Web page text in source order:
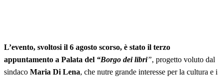
L’evento, svoltosi il 6 agosto scorso, è stato il terzo
appuntamento a Palata del “Borgo dei libri”, progetto voluto dal
sindaco Maria Di Lena, che nutre grande interesse per la cultura e i